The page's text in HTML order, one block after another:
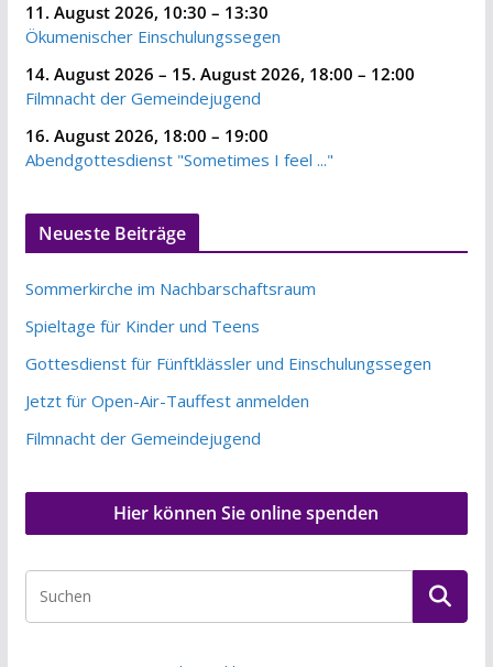
11. August 2026, 10:30 – 13:30
Ökumenischer Einschulungssegen
14. August 2026 – 15. August 2026, 18:00 – 12:00
Filmnacht der Gemeindejugend
16. August 2026, 18:00 – 19:00
Abendgottesdienst "Sometimes I feel ..."
Neueste Beiträge
Sommerkirche im Nachbarschaftsraum
Spieltage für Kinder und Teens
Gottesdienst für Fünftklässler und Einschulungssegen
Jetzt für Open-Air-Tauffest anmelden
Filmnacht der Gemeindejugend
Hier können Sie online spenden